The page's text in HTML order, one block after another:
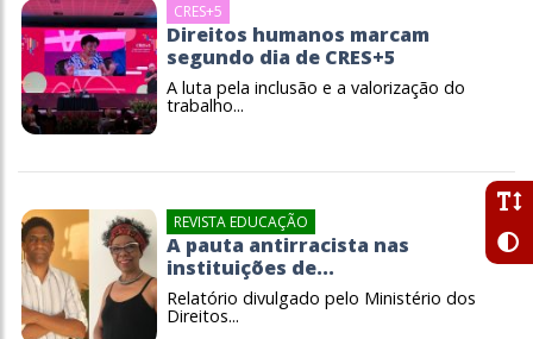
CRES+5
Direitos humanos marcam
segundo dia de CRES+5
A luta pela inclusão e a valorização do
trabalho...
REVISTA EDUCAÇÃO
A pauta antirracista nas
instituições de...
Relatório divulgado pelo Ministério dos
Direitos...